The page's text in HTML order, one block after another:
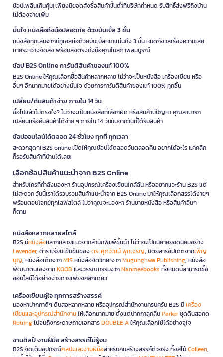
ช้อปเพลินเกินคุ้ม! เพียงมียอดสั่งซื้อสินค้าขั้นต่ำที่บริษัทกำหนด รับสิทธิ์ส่งฟรีถึงบ้าน
ไม่ต้องจ่ายเพิ่ม
มั่นใจ หนังสือถึงมือปลอดภัย ด้วยบับเบิ้ล 3 ชั้น
หนังสือทุกเล่มจากบีทูเอสห่อด้วยบับเบิ้ลหนาแน่นถึง 3 ชั้น หมดกังวลเรื่องความเสีย
หายระหว่างจัดส่ง พร้อมส่งตรงถึงมือคุณในสภาพสมบูรณ์
ช้อป B2S Online การันตีสินค้าของแท้ 100%
B2S Online ให้คุณเลือกซื้อสินค้าหลากหลาย ไม่ว่าจะเป็นหนังสือ เครื่องเขียน หรือ
อื่นๆ อีกมากมายได้อย่างมั่นใจ ด้วยการการันตีสินค้าของแท้ 100% ทุกชิ้น
เปลี่ยน/คืนสินค้าง่าย ภายใน 14 วัน
ซื้อไปแล้วไม่ตรงใจ? ไม่ว่าจะเป็นหนังสือที่เลือกผิด หรือสินค้ามีปัญหา คุณสามารถ
เปลี่ยนหรือคืนสินค้าได้ง่าย ๆ ภายใน 14 วันนับจากวันที่ได้รับสินค้า
ช้อปออนไลน์ได้ตลอด 24 ชั่วโมง ทุกที่ ทุกเวลา
สะดวกสุดๆ! B2S online เปิดให้คุณช้อปได้ตลอดวันตลอดคืน อยากได้อะไร แค่คลิก
ก็รอรับสินค้าที่บ้านได้เลย!
เลือกช้อปสินค้าแนะนำจาก B2S Online
สำหรับใครที่กำลังมองหา ร้านอุปกรณ์เครื่องเขียนใกล้ฉัน หรืออยากแวะร้าน B2S แต่
ไม่สะดวก วันนี้เราได้รวบรวมสินค้าแนะนำจาก B2S Online มาให้คุณเลือกสรรได้ง่ายๆ
พร้อมตอบโจทย์ทุกไลฟ์สไตล์ ไม่ว่าคุณจะมองหา ร้านขายหนังสือ หรือสินค้าอื่นๆ
ก็ตาม
หนังสือหลากหลายสไตล์
B2S มีหนังสือหลากหลายแนวจากสำนักพิมพ์ชั้นนำ ไม่ว่าจะเป็นนิยายยอดนิยมอย่าง
Lavender, ตำราเรียนเข้มข้นของดร. ศุภวัฒน์ พุกเจริญ, นิตยสารอัปเดตจากเพ็ญ
บุญ, หนังสือเด็กจากMIS หนังสือจิตวิทยาจากMugunghwa Publishing, หนังสือ
พัฒนาตนเองจากKOOB และวรรณกรรมจากNanmeebooks ทั้งหมดนี้สามารถซื้อ
ออนไลน์ได้อย่างง่ายดายเพียงคลิกเดียว
เครื่องเขียนคู่ใจ ทุกการสร้างสรรค์
มองหาปากกาดีๆ ดินสอหลากหลาย หรืออุปกรณ์สำนักงานครบครัน B2S มีเครื่อง
เขียนและอุปกรณ์สำนักงานให้เลือกมากมาย ตั้งแต่ปากกาลูกลื่นParkerชุดดินสอกด
Rotringไปจนถึงกระดาษถ่ายเอกสารDOUBLE Aให้คุณเลือกใช้ได้อย่างจุใจ
งานศิลป์ งานฝีมือ สร้างสรรค์ไม่รู้จบ
B2S จัดเต็มอุปกรณ์ศิลปะและงานฝีมือสำหรับคนสร้างสรรค์ตัวจริง ทั้งสีไม้Colleen,